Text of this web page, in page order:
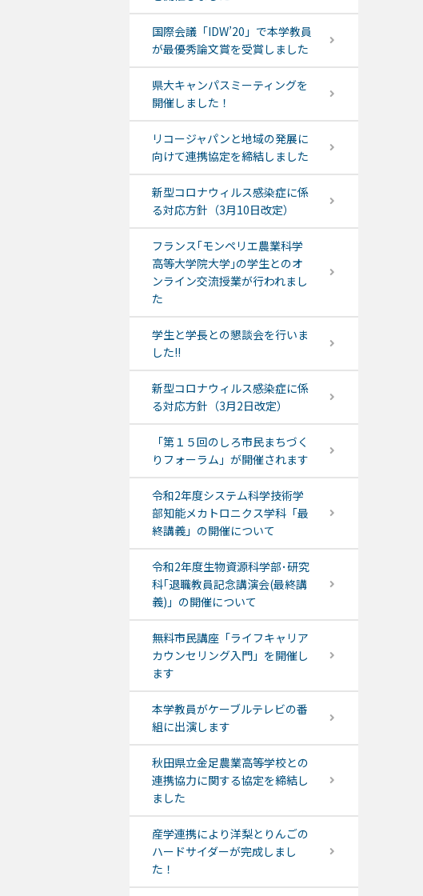
国際会議「IDW’20」で本学教員
が最優秀論文賞を受賞しました
県大キャンパスミーティングを
開催しました！
リコージャパンと地域の発展に
向けて連携協定を締結しました
新型コロナウィルス感染症に係
る対応方針（3月10日改定）
フランス｢モンペリエ農業科学
高等大学院大学｣の学生とのオ
ンライン交流授業が行われまし
た
学生と学長との懇談会を行いま
した!!
新型コロナウィルス感染症に係
る対応方針（3月2日改定）
「第１５回のしろ市民まちづく
りフォーラム」が開催されます
令和2年度システム科学技術学
部知能メカトロニクス学科「最
終講義」の開催について
令和2年度生物資源科学部･研究
科｢退職教員記念講演会(最終講
義)」の開催について
無料市民講座「ライフキャリア
カウンセリング入門」を開催し
ます
本学教員がケーブルテレビの番
組に出演します
秋田県立金足農業高等学校との
連携協力に関する協定を締結し
ました
産学連携により洋梨とりんごの
ハードサイダーが完成しまし
た！